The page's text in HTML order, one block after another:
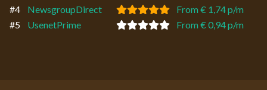
#4
NewsgroupDirect
From € 1,74 p/m
#5
UsenetPrime From € 0,94 p/m